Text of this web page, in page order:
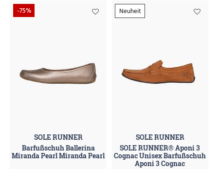
-75%
SOLE RUNNER
Barfußschuh Ballerina
Miranda Pearl Miranda Pearl
Neuheit
SOLE RUNNER
SOLE RUNNER® Aponi 3
Cognac Unisex Barfußschuh
Aponi 3 Cognac